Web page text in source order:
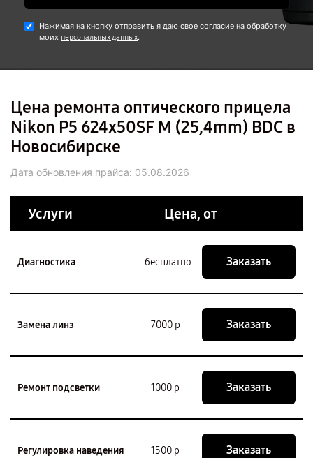
Нажимая на кнопку отправить я даю свое согласие на обработку
моих персональных данных.
Цена ремонта оптического прицела
Nikon P5 624x50SF M (25,4mm) BDC в
Новосибирске
Дата обновления прайса: 05.08.2026
Услуги Цена, от
Диагностика бесплатно Заказать
Замена линз 7000 р Заказать
Ремонт подсветки 1000 р Заказать
Регулировка наведения 1500 р Заказать